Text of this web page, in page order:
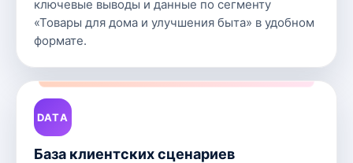
ключевые выводы и данные по сегменту
«Товары для дома и улучшения быта» в удобном
формате.
DATA
База клиентских сценариев